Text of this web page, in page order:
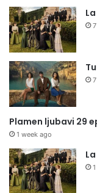
Plamen ljubavi 29
1 week ago